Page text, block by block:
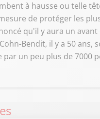
à hausse ou telle
de protéger les
qu'il y aura un avant
Bendit, il y a 50
par un peu plus de 7000